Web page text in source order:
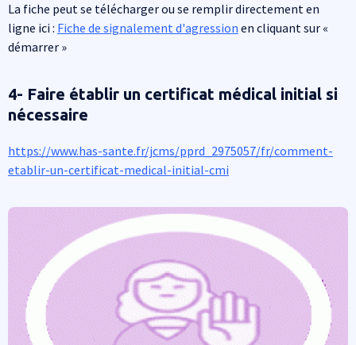
La fiche peut se télécharger ou se remplir directement en
ligne ici : Fiche de signalement d'agression en cliquant sur «
démarrer »
4- Faire établir un certificat médical initial si
nécessaire
https://www.has-sante.fr/jcms/pprd_2975057/fr/comment-
etablir-un-certificat-medical-initial-cmi